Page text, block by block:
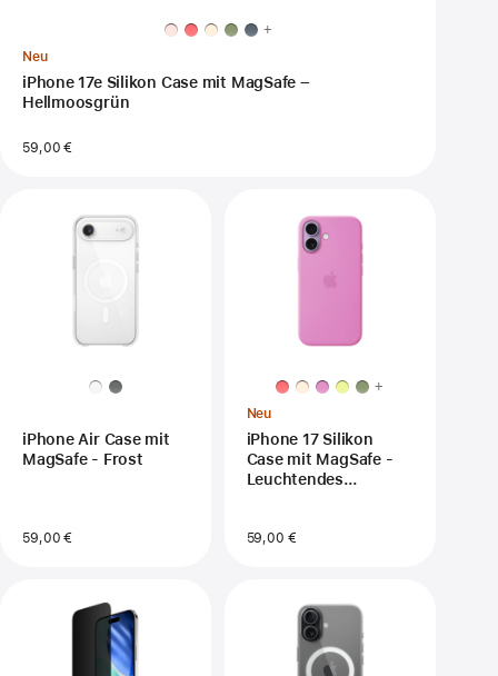
+
Neu
iPhone 17e Silikon Case mit MagSafe –
Hellmoosgrün
59,00 €
iPhone Air Case mit
MagSafe - Frost
59,00 €
+
Neu
iPhone 17 Silikon
Case mit MagSafe -
Leuchtendes
59,00 €